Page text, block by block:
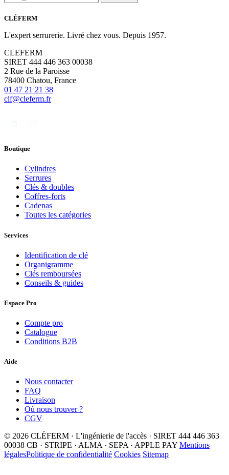
CLÉFERM
L'expert serrurerie. Livré chez vous. Depuis 1957.
CLEFERM
SIRET 444 446 363 00038
2 Rue de la Paroisse
78400 Chatou, France
01 47 21 21 38
clf@cleferm.fr
Boutique
Cylindres
Serrures
Clés & doubles
Coffres-forts
Cadenas
Toutes les catégories
Services
Identification de clé
Organigramme
Clés remboursées
Conseils & guides
Espace Pro
Compte pro
Catalogue
Conditions B2B
Aide
Nous contacter
FAQ
Livraison
Où nous trouver ?
CGV
© 2026 CLÉFERM · L'ingénierie de l'accès · SIRET 444 446 363
00038 CB · STRIPE · ALMA · SEPA · APPLE PAY Mentions
légalesPolitique de confidentialité Cookies Sitemap